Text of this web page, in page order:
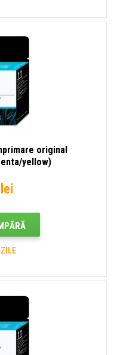
original
yellow)